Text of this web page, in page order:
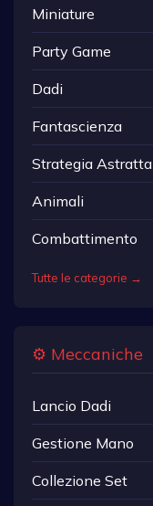
Miniature
Party Game
Dadi
Fantascienza
Strategia Astratta
Animali
Combattimento
Tutte le categorie →
⚙️ Meccaniche
Lancio Dadi
Gestione Mano
Collezione Set